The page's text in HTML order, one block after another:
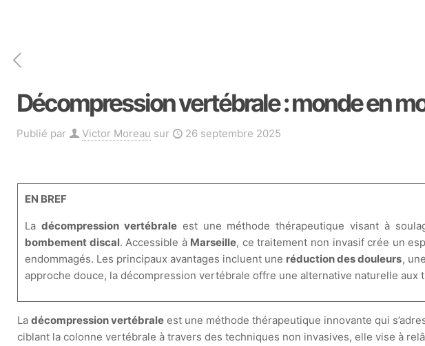
Décompression vertébrale : monde en
Publié par Victor Moreau sur 26 septembre 2025
EN BREF
Ladécompression vertébraleest une méthode thérapeutique visant à
bombement discal. Accessible à Marseille, ce traitement non invasif crée un
endommagés. Les principaux avantages incluent une réduction des douleurs, une
approche douce, la décompression vertébrale offre une alternative naturelle aux
Ladécompression vertébrale est une méthode thérapeutique innovante qui
ciblant la colonne vertébrale à travers des techniques non invasives, elle vise à